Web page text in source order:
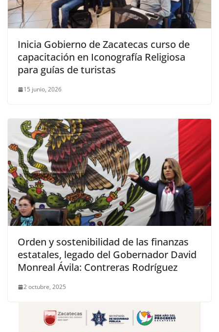
Inicia Gobierno de Zacatecas curso de
capacitación en Iconografía Religiosa
para guías de turistas
15 junio, 2026
Orden y sostenibilidad de las finanzas
estatales, legado del Gobernador David
Monreal Ávila: Contreras Rodríguez
2 octubre, 2025